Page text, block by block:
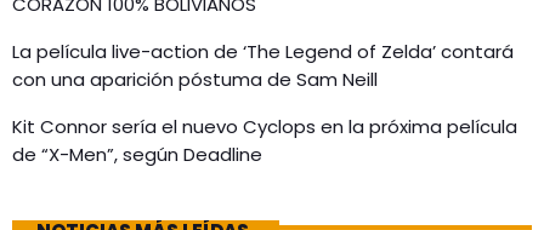
La película live-action de ‘The Legend of Zelda’ contará
con una aparición póstuma de Sam Neill
Kit Connor sería el nuevo Cyclops en la próxima película
de “X-Men”, según Deadline